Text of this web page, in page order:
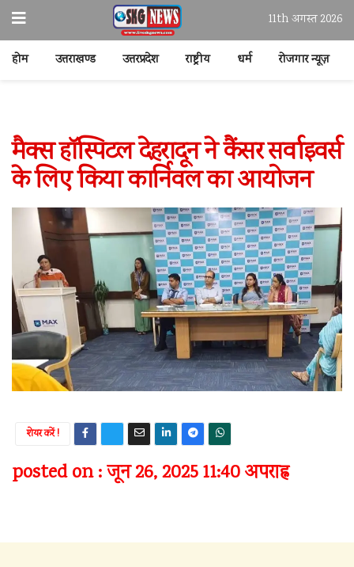
11th अगस्त 2026
होम उत्तराखण्ड उत्तरप्रदेश राष्ट्रीय धर्म रोजगार न्यूज़
मैक्स हॉस्पिटल देहरादून ने कैंसर सर्वाइवर्स
के लिए किया कार्निवल का आयोजन
शेयर करें !
posted on : जून 26, 2025 11:40 अपराह्न